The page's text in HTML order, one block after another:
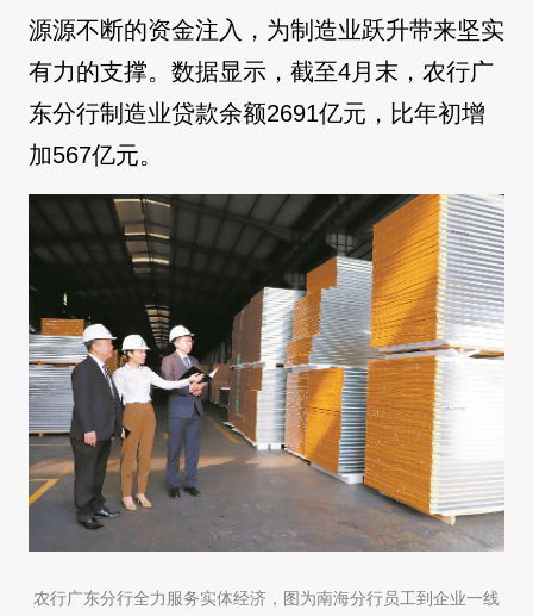
源源不断的资金注入，为制造业跃升带来坚实
有力的支撑。数据显示，截至4月末，农行广
东分行制造业贷款余额2691亿元，比年初增
加567亿元。
农行广东分行全力服务实体经济，图为南海分行员工到企业一线